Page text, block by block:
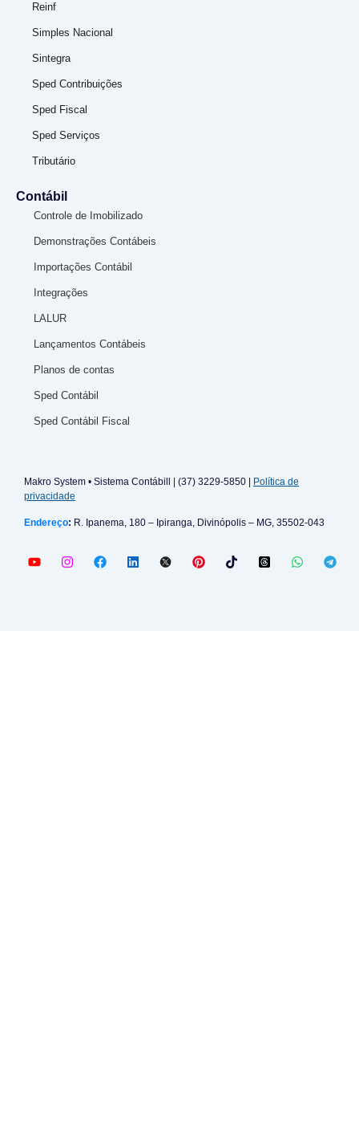
Reinf
Simples Nacional
Sintegra
Sped Contribuições
Sped Fiscal
Sped Serviços
Tributário
Contábil
Controle de Imobilizado
Demonstrações Contábeis
Importações Contábil
Integrações
LALUR
Lançamentos Contábeis
Planos de contas
Sped Contábil
Sped Contábil Fiscal
Makro System • Sistema Contábill | (37) 3229-5850 |
Política de
privacidade
Endereço: R. Ipanema, 180 – Ipiranga, Divinópolis – MG, 35502-043